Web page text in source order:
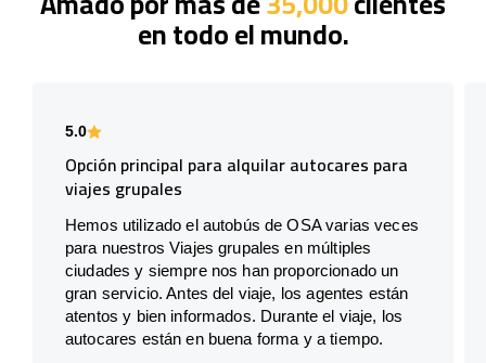
en todo el mundo.
5.0
Opción principal para alquilar autocares para
viajes grupales
Hemos utilizado el autobús de OSA varias veces
para nuestros Viajes grupales en múltiples
ciudades y siempre nos han proporcionado un
gran servicio. Antes del viaje, los agentes están
atentos y bien informados. Durante el viaje, los
autocares están en buena forma y a tiempo.